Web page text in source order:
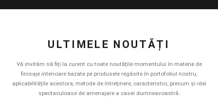
ULTIMELE NOUTĂȚI
Vă invităm să fiți la curent cu toate noutățile momentului în materie de
finisaje interioare bazate pe produsele regăsite în portofoliul nostru,
aplicabilitățile acestora, metode de întreținere, caracteristici, precum și idei
spectaculoase de amenajare a casei dumneavoastră.